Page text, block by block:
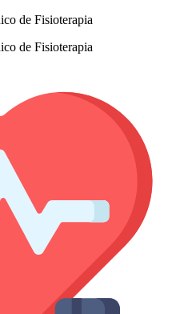
de Fisioterapia
de Fisioterapia